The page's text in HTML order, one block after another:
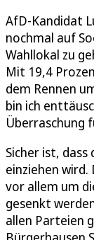
AfD-Kandidat
nochmal auf
Wahllokal zu
Mit 19,4
dem Rennen
bin ich
Überraschung
Sicher ist,
einziehen
vor allem um
gesenkt
allen Parteien